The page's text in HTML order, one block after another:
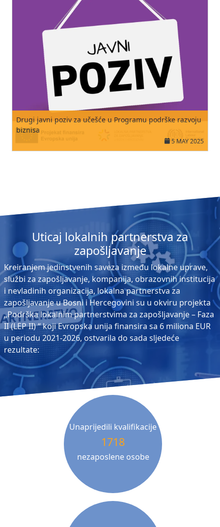
Drugi javni poziv za učešće u Programu podrške razvoju
biznisa
5 MAY 2025
Uticaj lokalnih partnerstva za
zapošljavanje
Kreiranjem jedinstvenih saveza između lokalne uprave,
službi za zapošljavanje, kompanija, obrazovnih institucija
i nevladinih organizacija, lokalna partnerstva za
zapošljavanje u Bosni i Hercegovini su u okviru projekta
„Podrška lokalnim partnerstvima za zapošljavanje – Faza
II (LEP II) “ koji Evropska unija finansira sa 6 miliona EUR
u periodu 2021-2026, ostvarila do sada sljedeće
rezultate:
Unaprijedili kvalifikacije
1718
nezaposlene osobe